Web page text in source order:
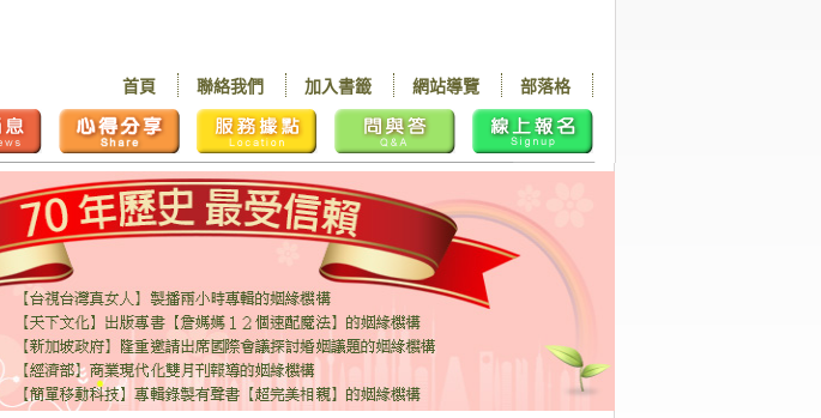
部落格
網站導覽
加入書籤
聯絡我們
首頁